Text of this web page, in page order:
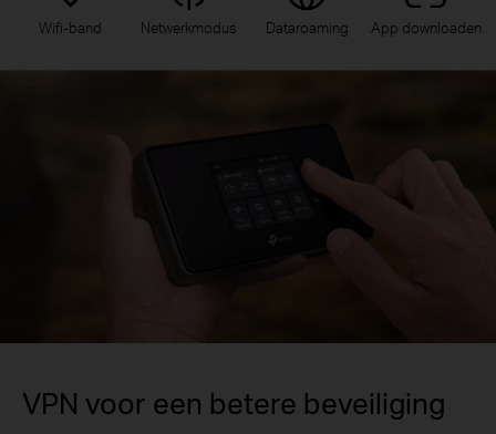
Wifi-band Netwerkmodus Dataroaming App downloaden
VPN voor een betere beveiliging